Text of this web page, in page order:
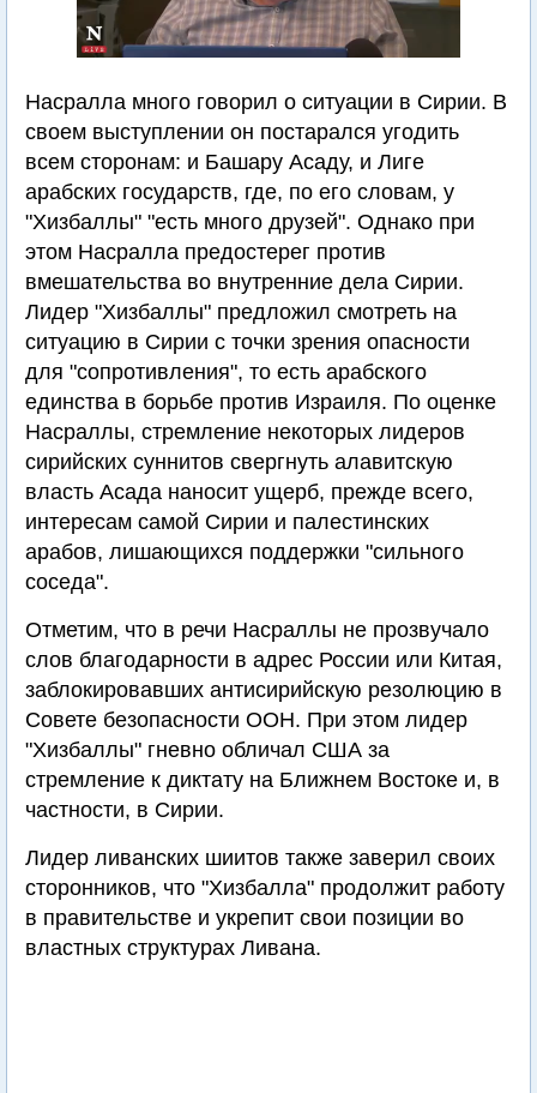
Насралла много говорил о ситуации в Сирии. В
своем выступлении он постарался угодить
всем сторонам: и Башару Асаду, и Лиге
арабских государств, где, по его словам, у
"Хизбаллы" "есть много друзей". Однако при
этом Насралла предостерег против
вмешательства во внутренние дела Сирии.
Лидер "Хизбаллы" предложил смотреть на
ситуацию в Сирии с точки зрения опасности
для "сопротивления", то есть арабского
единства в борьбе против Израиля. По оценке
Насраллы, стремление некоторых лидеров
сирийских суннитов свергнуть алавитскую
власть Асада наносит ущерб, прежде всего,
интересам самой Сирии и палестинских
арабов, лишающихся поддержки "сильного
соседа".
Отметим, что в речи Насраллы не прозвучало
слов благодарности в адрес России или Китая,
заблокировавших антисирийскую резолюцию в
Совете безопасности ООН. При этом лидер
"Хизбаллы" гневно обличал США за
стремление к диктату на Ближнем Востоке и, в
частности, в Сирии.
Лидер ливанских шиитов также заверил своих
сторонников, что "Хизбалла" продолжит работу
в правительстве и укрепит свои позиции во
властных структурах Ливана.